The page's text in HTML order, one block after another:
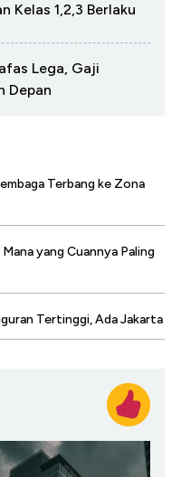
Kelas 1,2,3 Berlaku
Lega, Gaji
Depan
Terbang ke Zona
yang Cuannya Paling
Tertinggi, Ada Jakarta